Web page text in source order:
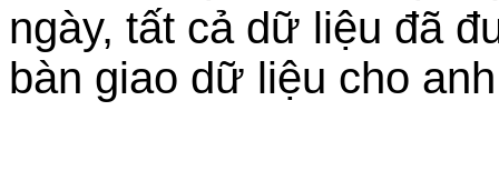
ngày, tất cả dữ liệu đã
bàn giao dữ liệu cho